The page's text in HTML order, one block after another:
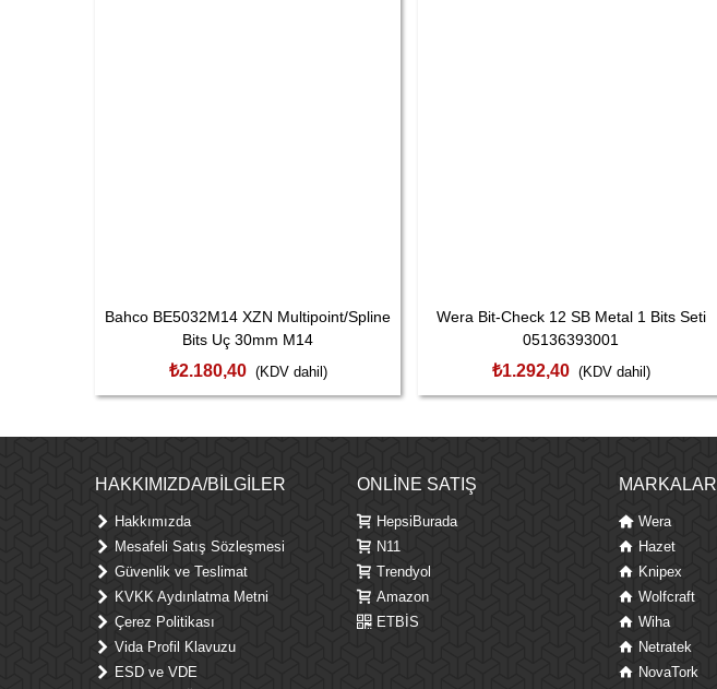
Bahco BE5032M14 XZN Multipoint/Spline
Bits Uç 30mm M14
₺2.180,40 (KDV dahil)
Wera Bit-Check 12 SB Metal 1 Bits Seti
05136393001
₺1.292,40 (KDV dahil)
HAKKIMIZDA/BILGILER
Hakkımızda
Mesafeli Satış Sözleşmesi
Güvenlik ve Teslimat
KVKK Aydınlatma Metni
Çerez Politikası
Vida Profil Klavuzu
ESD ve VDE
ONLINE SATIŞ
HepsiBurada
N11
Trendyol
Amazon
ETBİS
MARKALAR
Wera
Hazet
Knipex
Wolfcraft
Wiha
Netratek
NovaTork